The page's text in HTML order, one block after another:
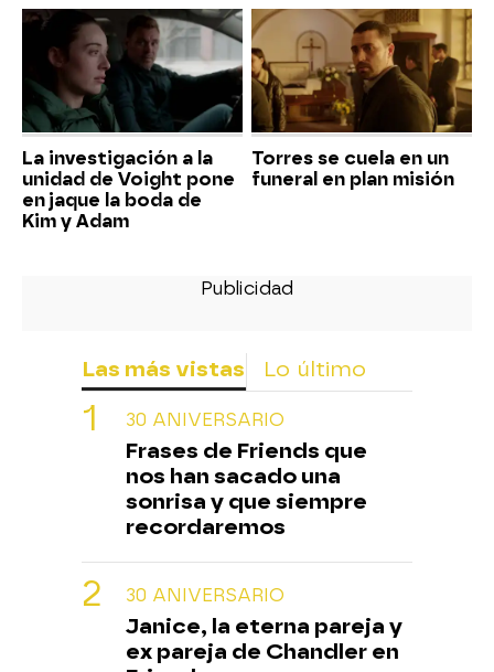
La investigación a la
unidad de Voight pone
en jaque la boda de
Kim y Adam
Torres se cuela en un
funeral en plan misión
Las más vistas Lo último
30 ANIVERSARIO
Frases de Friends que
nos han sacado una
sonrisa y que siempre
recordaremos
30 ANIVERSARIO
Janice, la eterna pareja y
ex pareja de Chandler en